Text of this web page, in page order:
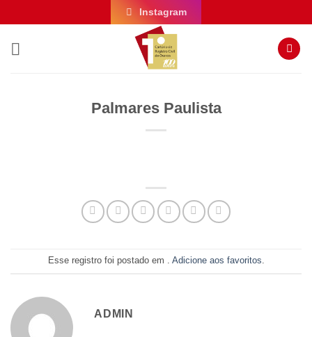
to
content
Instagram
Palmares Paulista
Esse registro foi postado em . Adicione aos favoritos.
ADMIN